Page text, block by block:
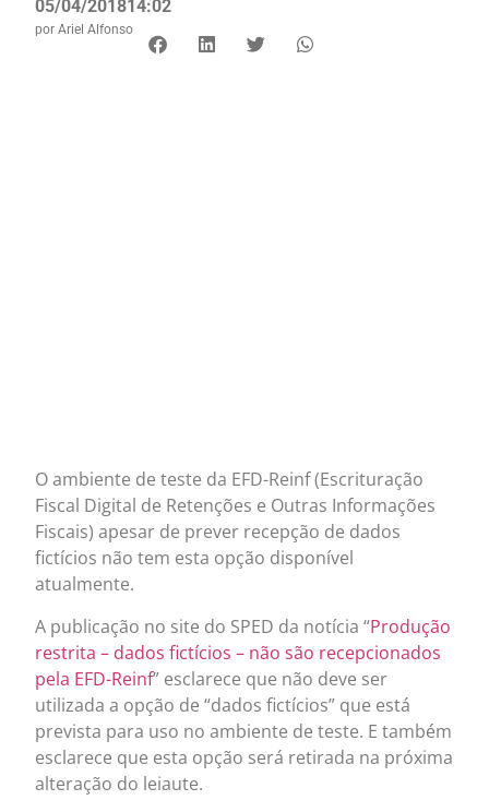
05/04/201814:02
por Ariel Alfonso
O ambiente de teste da EFD-Reinf (Escrituração
Fiscal Digital de Retenções e Outras Informações
Fiscais) apesar de prever recepção de dados
fictícios não tem esta opção disponível
atualmente.
A publicação no site do SPED da notícia “Produção
restrita – dados fictícios – não são recepcionados
pela EFD-Reinf” esclarece que não deve ser
utilizada a opção de “dados fictícios” que está
prevista para uso no ambiente de teste. E também
esclarece que esta opção será retirada na próxima
alteração do leiaute.